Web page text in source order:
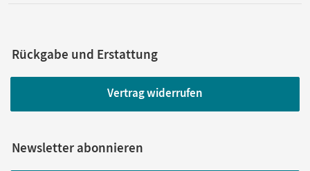
Rückgabe und Erstattung
Vertrag widerrufen
Newsletter abonnieren